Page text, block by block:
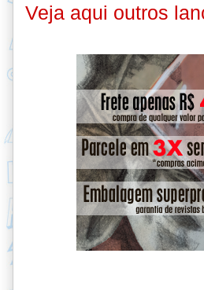
Veja aqui outros